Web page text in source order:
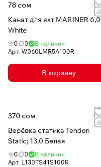
78 сом
Канат для яхт MARINER 6,0
White
0 0
В наличии
Арт. W060LMR5A100R
В корзину
370 сом
Верёвка статика Tendon
Static; 13,0 Белая
0 0
В наличии
Арт. L130TS41S100R